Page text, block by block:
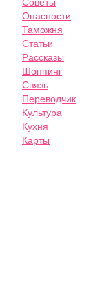
Опасности
Таможня
Статьи
Рассказы
Шоппинг
Связь
Переводчик
Культура
Кухня
Карты